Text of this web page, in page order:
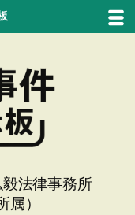
法律事務所
属）